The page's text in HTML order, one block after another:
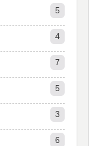
5
4
7
5
3
6